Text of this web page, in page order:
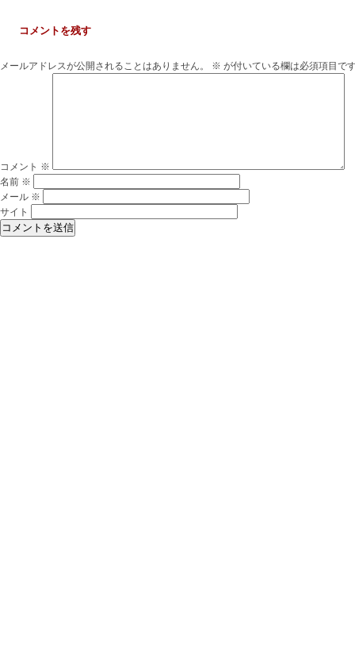
コメントを残す
メールアドレスが公開されることはありません。 ※ が付いている欄は必須項目で
コメント ※
名前 ※
メール ※
サイト